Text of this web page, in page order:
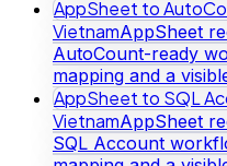
AppSheet to
VietnamAppSheet
AutoCount-ready
mapping and a
AppSheet to SQL
VietnamAppSheet
SQL Account